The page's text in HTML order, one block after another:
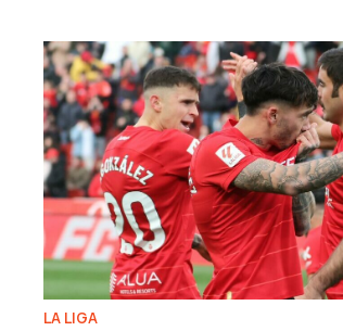
LA LIGA